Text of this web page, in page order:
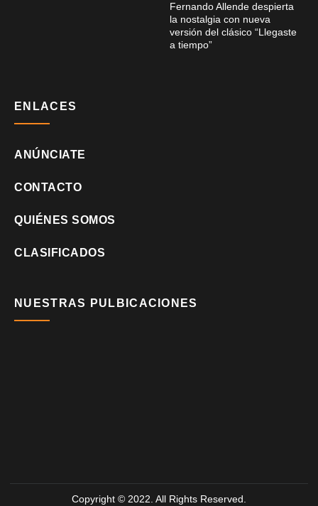
Fernando Allende despierta
la nostalgia con nueva
versión del clásico “Llegaste
a tiempo”
ENLACES
ANÚNCIATE
CONTACTO
QUIÉNES SOMOS
CLASIFICADOS
NUESTRAS PULBICACIONES
Copyright © 2022. All Rights Reserved.